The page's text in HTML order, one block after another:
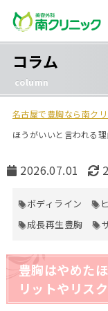
南クリニック
コラム
column
名古屋で豊胸なら南ク
ほうがいいと言われる
公
日
2026.07.01
ボディライン
成長再生豊胸
豊胸はやめた
リットやリス